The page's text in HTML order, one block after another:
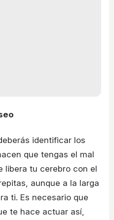
identificar los
que tengas el mal
libera tu cerebro con el
aunque a la larga
ti. Es necesario que
te hace actuar así,